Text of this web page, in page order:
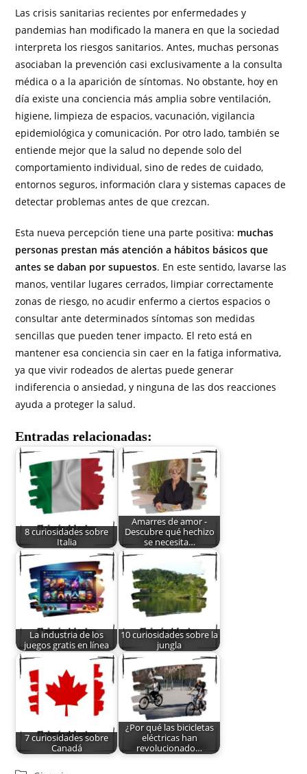
Las crisis sanitarias recientes por enfermedades y
pandemias han modificado la manera en que la sociedad
interpreta los riesgos sanitarios. Antes, muchas personas
asociaban la prevención casi exclusivamente a la consulta
médica o a la aparición de síntomas. No obstante, hoy en
día existe una conciencia más amplia sobre ventilación,
higiene, limpieza de espacios, vacunación, vigilancia
epidemiológica y comunicación. Por otro lado, también se
entiende mejor que la salud no depende solo del
comportamiento individual, sino de redes de cuidado,
entornos seguros, información clara y sistemas capaces de
detectar problemas antes de que crezcan.
Esta nueva percepción tiene una parte positiva: muchas
personas prestan más atención a hábitos básicos que
antes se daban por supuestos. En este sentido, lavarse las
manos, ventilar lugares cerrados, limpiar correctamente
zonas de riesgo, no acudir enfermo a ciertos espacios o
consultar ante determinados síntomas son medidas
sencillas que pueden tener impacto. El reto está en
mantener esa conciencia sin caer en la fatiga informativa,
ya que vivir rodeados de alertas puede generar
indiferencia o ansiedad, y ninguna de las dos reacciones
ayuda a proteger la salud.
Entradas relacionadas:
8 curiosidades sobre
Italia
Amarres de amor -
Descubre qué hechizo
se necesita…
La industria de los
juegos gratis en línea
10 curiosidades sobre la
jungla
7 curiosidades sobre
Canadá
¿Por qué las bicicletas
eléctricas han
revolucionado…